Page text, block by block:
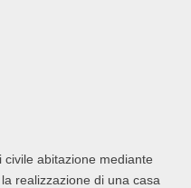
abitazione mediante
realizzazione di una casa